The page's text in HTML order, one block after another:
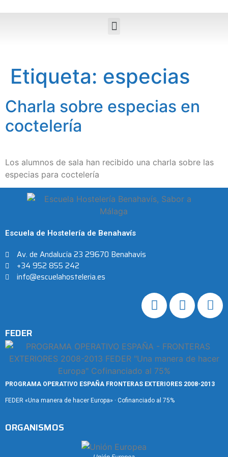
Etiqueta: especias
Charla sobre especias en
coctelería
Los alumnos de sala han recibido una charla sobre las
especias para coctelería
Escuela de Hostelería de Benahavís
Av. de Andalucía 23 29670 Benahavís
+34 952 855 242
info@escuelahosteleria.es
FEDER
PROGRAMA OPERATIVO ESPAÑA FRONTERAS EXTERIORES 2008-2013
FEDER «Una manera de hacer Europa» · Cofinanciado al 75%
ORGANISMOS